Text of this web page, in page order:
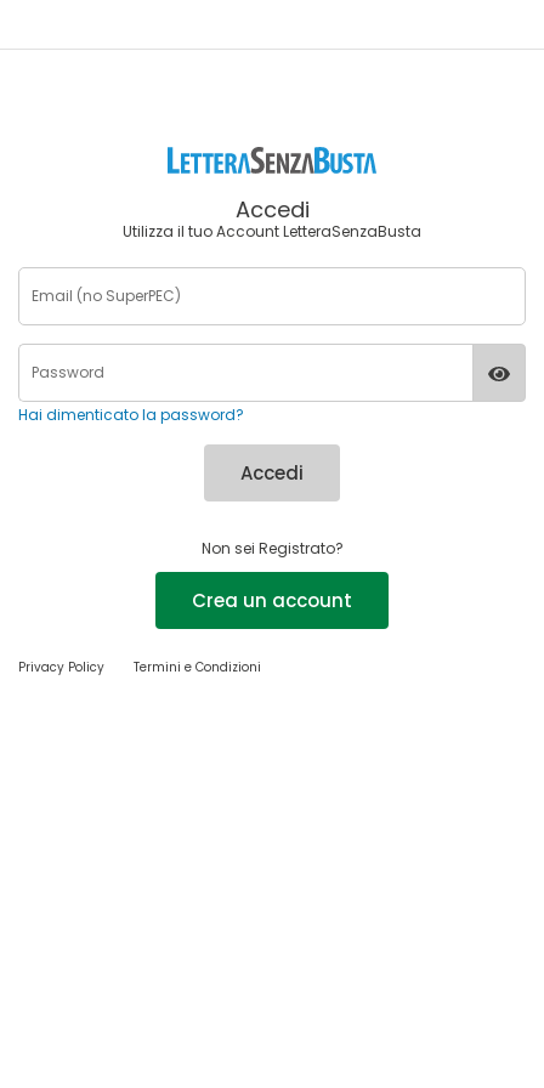
Accedi
Utilizza il tuo Account LetteraSenzaBusta
Hai dimenticato la password?
Accedi
Non sei Registrato?
Crea un account
Privacy Policy Termini e Condizioni